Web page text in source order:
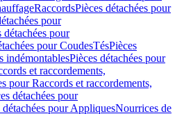
RaccordsPièces détachées pour
pour
détachées pour
pour CoudesTésPièces
indémontablesPièces détachées pour
et raccordements,
pour Raccords et raccordements,
détachées pour
détachées pour AppliquesNourrices de